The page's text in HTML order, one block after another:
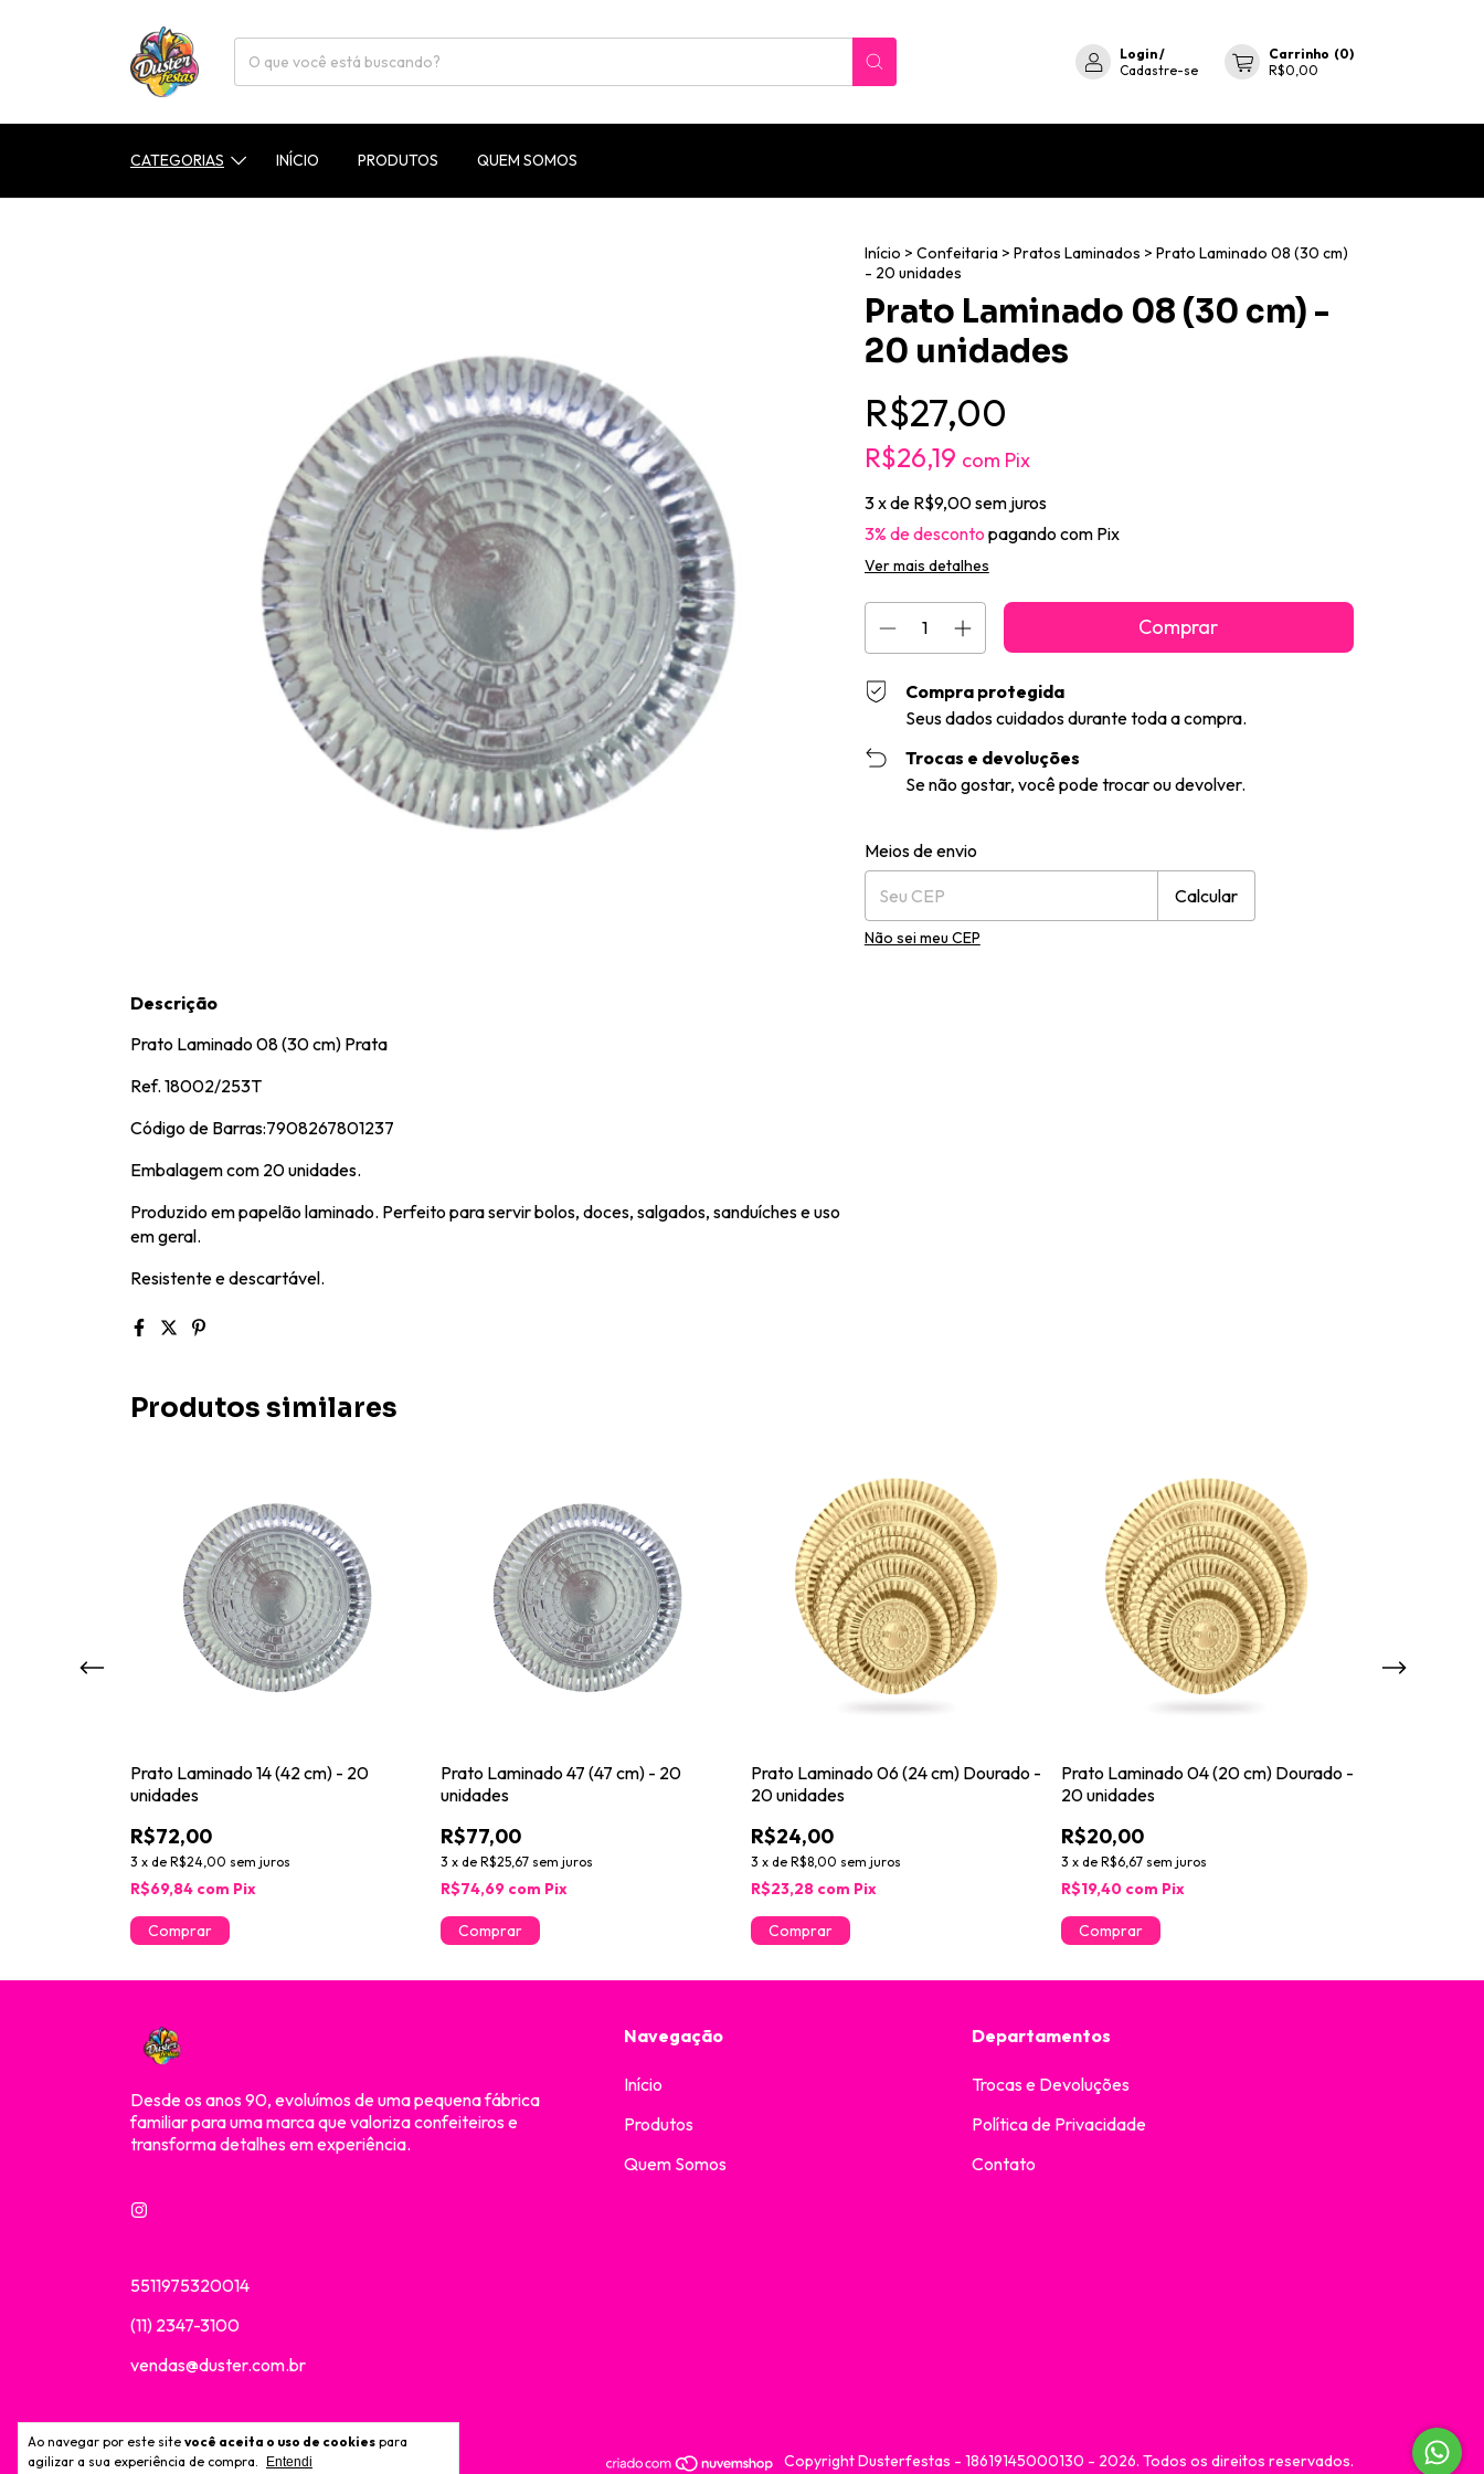
Login/
Cadastre-se
Carrinho (0)
R$0,00
CATEGORIAS INÍCIO PRODUTOS QUEM SOMOS
Ao navegar por este site você aceita o uso de cookies para
agilizar a sua experiência de compra.
Entendi
Início > Confeitaria > Pratos Laminados > Prato Laminado 08 (30 cm)
- 20 unidades
Prato Laminado 08 (30 cm) -
20 unidades
R$27,00
R$26,19 com Pix
3x de R$9,00sem juros
3% de desconto pagando com Pix
Ver mais detalhes
Compra protegida
Seus dados cuidados durante toda a compra.
Trocas e devoluções
Se não gostar, você pode trocar ou devolver.
Entregas para o CEP:
Meios de envio
Calcular
Não sei meu CEP
Descrição
Prato Laminado 08 (30 cm) Prata
Ref. 18002/253T
Código de Barras:7908267801237
Embalagem com 20 unidades.
Produzido em papelão laminado. Perfeito para servir bolos, doces, salgados, sanduíches e uso
em geral.
Resistente e descartável.
Produtos similares
Prato Laminado 14 (42 cm) - 20
unidades
R$72,00
3 x de R$24,00 sem juros
R$69,84 com Pix
Prato Laminado 47 (47 cm) - 20
unidades
R$77,00
3 x de R$25,67 sem juros
R$74,69 com Pix
Prato Laminado 06 (24 cm) Dourado -
20 unidades
R$24,00
3 x de R$8,00 sem juros
R$23,28 com Pix
Prato Laminado 04 (20 cm) Dourado -
20 unidades
R$20,00
3 x de R$6,67 sem juros
R$19,40 com Pix
Desde os anos 90, evoluímos de uma pequena fábrica
familiar para uma marca que valoriza confeiteiros e
transforma detalhes em experiência.
5511975320014
(11) 2347-3100
vendas@duster.com.br
Navegação
Início
Produtos
Quem Somos
Departamentos
Trocas e Devoluções
Política de Privacidade
Contato
Meios de envio Copyright Dusterfestas - 18619145000130 - 2026. Todos os direitos reservados.